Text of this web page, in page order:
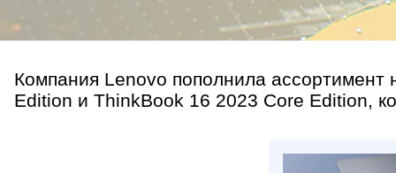
Компания Lenovo пополнила
Edition и ThinkBook 16 2023 Core Edition,